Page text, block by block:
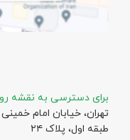
برای دسترسی به نقشه
تهران، خیابان امام
طبقه اول، پلاک ۲۴